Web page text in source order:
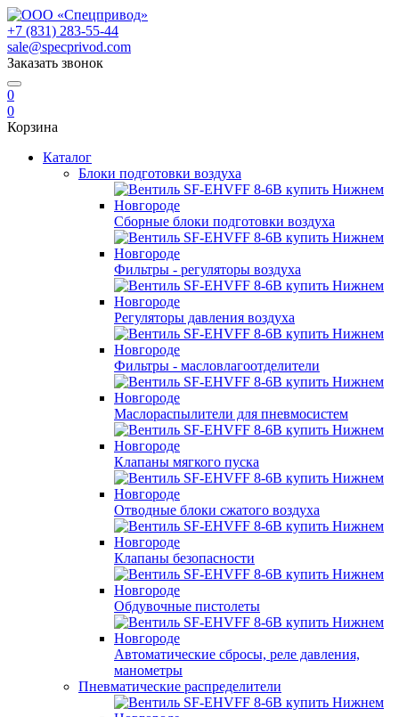
+7 (831) 283-55-44
sale@specprivod.com
Заказать звонок
0
0
Корзина
Каталог
Блоки подготовки воздуха
Сборные блоки подготовки воздуха
Фильтры - регуляторы воздуха
Регуляторы давления воздуха
Фильтры - масловлагоотделители
Маслораспылители для пневмосистем
Клапаны мягкого пуска
Отводные блоки сжатого воздуха
Клапаны безопасности
Обдувочные пистолеты
Автоматические сбросы, реле давления,
манометры
Пневматические распределители